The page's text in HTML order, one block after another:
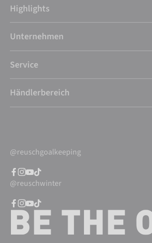
Highlights
Unternehmen
Service
Händlerbereich
@reuschgoalkeeping
@reuschwinter